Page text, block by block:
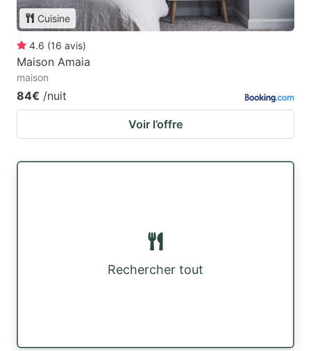
Cuisine
4.6 (16 avis)
Maison Amaia
maison
84€ /nuit
Voir l’offre
Rechercher tout